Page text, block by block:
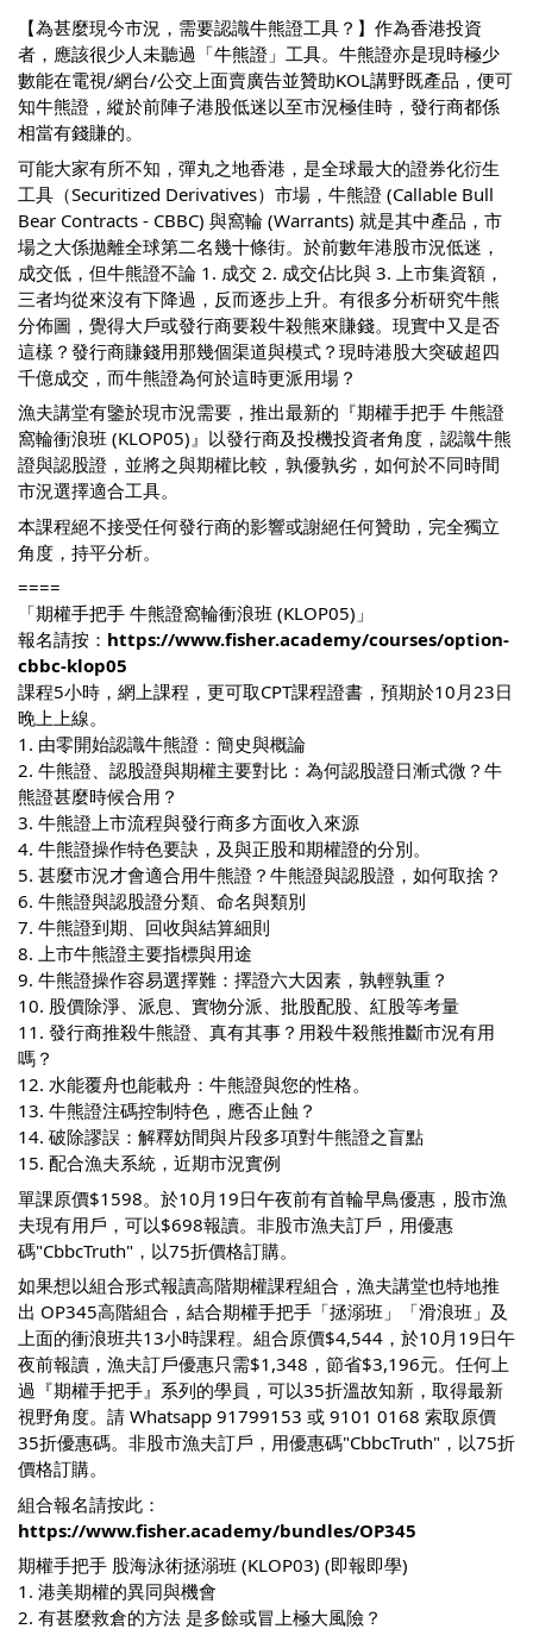
【為甚麼現今市況，需要認識牛熊證工具？】作為香港投資
者，應該很少人未聽過「牛熊證」工具。牛熊證亦是現時極少
數能在電視/網台/公交上面賣廣告並贊助KOL講野既產品，便可
知牛熊證，縱於前陣子港股低迷以至市況極佳時，發行商都係
相當有錢賺的。
可能大家有所不知，彈丸之地香港，是全球最大的證券化衍生
工具（Securitized Derivatives）市場，牛熊證 (Callable Bull
Bear Contracts - CBBC) 與窩輪 (Warrants) 就是其中產品，市
場之大係拋離全球第二名幾十條街。於前數年港股市況低迷，
成交低，但牛熊證不論 1. 成交 2. 成交佔比與 3. 上市集資額，
三者均從來沒有下降過，反而逐步上升。有很多分析研究牛熊
分佈圖，覺得大戶或發行商要殺牛殺熊來賺錢。現實中又是否
這樣？發行商賺錢用那幾個渠道與模式？現時港股大突破超四
千億成交，而牛熊證為何於這時更派用場？
漁夫講堂有鑒於現市況需要，推出最新的『期權手把手 牛熊證
窩輪衝浪班 (KLOP05)』以發行商及投機投資者角度，認識牛熊
證與認股證，並將之與期權比較，孰優孰劣，如何於不同時間
市況選擇適合工具。
本課程絕不接受任何發行商的影響或謝絕任何贊助，完全獨立
角度，持平分析。
====
「期權手把手 牛熊證窩輪衝浪班 (KLOP05)」
報名請按： https://www.fisher.academy/courses/option-
cbbc-klop05
課程5小時，網上課程，更可取CPT課程證書，預期於10月23日
晚上上線。
1. 由零開始認識牛熊證：簡史與概論
2. 牛熊證、認股證與期權主要對比：為何認股證日漸式微？牛
熊證甚麼時候合用？
3. 牛熊證上市流程與發行商多方面收入來源
4. 牛熊證操作特色要訣，及與正股和期權證的分別。
5. 甚麼市況才會適合用牛熊證？牛熊證與認股證，如何取捨？
6. 牛熊證與認股證分類、命名與類別
7. 牛熊證到期、回收與結算細則
8. 上市牛熊證主要指標與用途
9. 牛熊證操作容易選擇難：擇證六大因素，孰輕孰重？
10. 股價除淨、派息、實物分派、批股配股、紅股等考量
11. 發行商推殺牛熊證、真有其事？用殺牛殺熊推斷市況有用
嗎？
12. 水能覆舟也能載舟：牛熊證與您的性格。
13. 牛熊證注碼控制特色，應否止蝕？
14. 破除謬誤：解釋妨間與片段多項對牛熊證之盲點
15. 配合漁夫系統，近期市況實例
單課原價$1598。於10月19日午夜前有首輪早鳥優惠，股市漁
夫現有用戶，可以$698報讀。非股市漁夫訂戶，用優惠
碼"CbbcTruth"，以75折價格訂購。
如果想以組合形式報讀高階期權課程組合，漁夫講堂也特地推
出 OP345高階組合，結合期權手把手「拯溺班」「滑浪班」及
上面的衝浪班共13小時課程。組合原價$4,544，於10月19日午
夜前報讀，漁夫訂戶優惠只需$1,348，節省$3,196元。任何上
過『期權手把手』系列的學員，可以35折溫故知新，取得最新
視野角度。請 Whatsapp 91799153 或 9101 0168 索取原價
35折優惠碼。非股市漁夫訂戶，用優惠碼"CbbcTruth"，以75折
價格訂購。
組合報名請按此：
https://www.fisher.academy/bundles/OP345
期權手把手 股海泳術拯溺班 (KLOP03) (即報即學)
1. 港美期權的異同與機會
2. 有甚麼救倉的方法 是多餘或冒上極大風險？